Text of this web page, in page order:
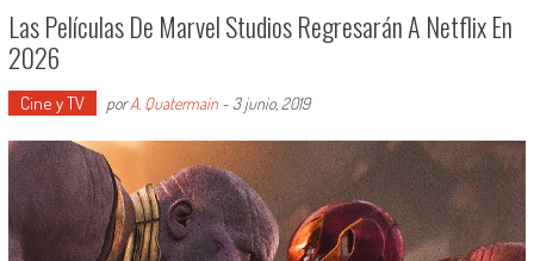
Las Películas De Marvel Studios Regresarán A Netflix En
2026
Cine y TV porA. Quatermain- 3 junio, 2019